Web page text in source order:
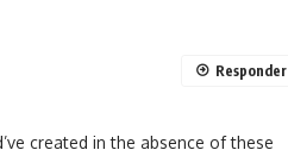
created in the absence of these
Responder